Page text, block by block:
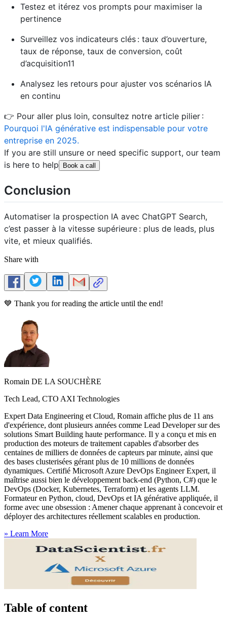
Testez et itérez vos prompts pour maximiser la
pertinence
Surveillez vos indicateurs clés : taux d’ouverture,
taux de réponse, taux de conversion, coût
d’acquisition11
Analysez les retours pour ajuster vos scénarios IA
en continu
👉 Pour aller plus loin, consultez notre article pilier :
Pourquoi l'IA générative est indispensable pour votre
entreprise en 2025.
If you are still unsure or need specific support, our team
is here to help
Book a call
Conclusion
Automatiser la prospection IA avec ChatGPT Search,
c’est passer à la vitesse supérieure : plus de leads, plus
vite, et mieux qualifiés.
Share with
💙 Thank you for reading the article until the end!
Romain DE LA SOUCHÈRE
Tech Lead, CTO AXI Technologies
Expert Data Engineering et Cloud, Romain affiche plus de 11 ans
d'expérience, dont plusieurs années comme Lead Developer sur des
solutions Smart Building haute performance. Il y a conçu et mis en
production des moteurs de traitement capables d'absorber des
centaines de milliers de données de capteurs par minute, ainsi que
des bases clusterisées gérant plus de 10 millions de données
dynamiques. Certifié Microsoft Azure DevOps Engineer Expert, il
maîtrise aussi bien le développement back-end (Python, C#) que le
DevOps (Docker, Kubernetes, Terraform) et les agents LLM.
Formateur en Python, cloud, DevOps et IA générative appliquée, il
forme avec une obsession : Amener chaque apprenant à concevoir et
déployer des architectures réellement scalables en production.
» Learn More
Table of content